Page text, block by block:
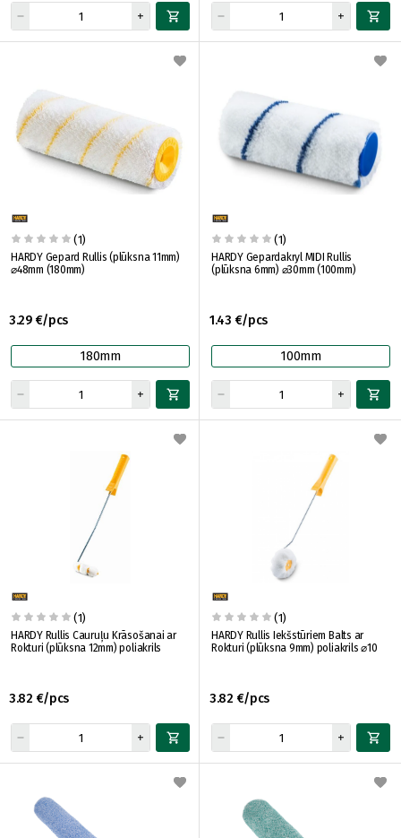
(1)
HARDY Gepard Rullis (plūksna 11mm)
⌀48mm (180mm)
3.29 €/pcs
180mm
(1)
HARDY Gepardakryl MIDI Rullis
(plūksna 6mm) ⌀30mm (100mm)
1.43 €/pcs
100mm
(1)
HARDY Rullis Cauruļu Krāsošanai ar
Rokturi (plūksna 12mm) poliakrils
3.82 €/pcs
(1)
HARDY Rullis Iekšstūriem Balts ar
Rokturi (plūksna 9mm) poliakrils ⌀10
3.82 €/pcs